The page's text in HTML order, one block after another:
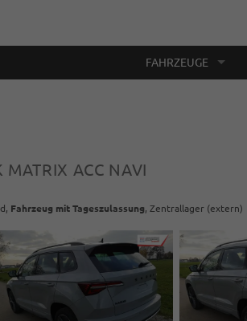
FAHRZEUGE
MATRIX ACC NAVI
Fahrzeug mit Tageszulassung, Zentrallager (extern)